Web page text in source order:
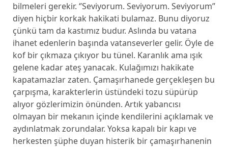
bilmeleri gerekir. ‘’Seviyorum. Seviyorum. Seviyorum’’
diyen hiçbir korkak hakikati bulamaz. Bunu diyoruz
çünkü tam da kastımız budur. Aslında bu vatana
ihanet edenlerin başında vatanseverler gelir. Öyle de
kof bir çıkmaza çıkıyor bu tünel. Karanlık ama ışık
gelene kadar ateş yanacak. Kulağımızı hakikate
kapatamazlar zaten. Çamaşırhanede gerçekleşen bu
çarpışma, karakterlerin üstündeki tozu süpürüp
alıyor gözlerimizin önünden. Artık yabancısı
olmayan bir mekanın içinde kendilerini açıklamak ve
aydınlatmak zorundalar. Yoksa kapalı bir kapı ve
herkesten şüphe duyan histerik bir çamaşırhanenin